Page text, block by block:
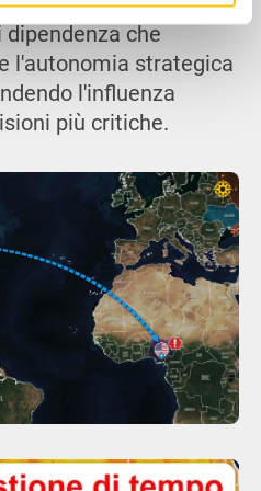
servizi.
che
l'autonomia strategica
l'influenza
più critiche.